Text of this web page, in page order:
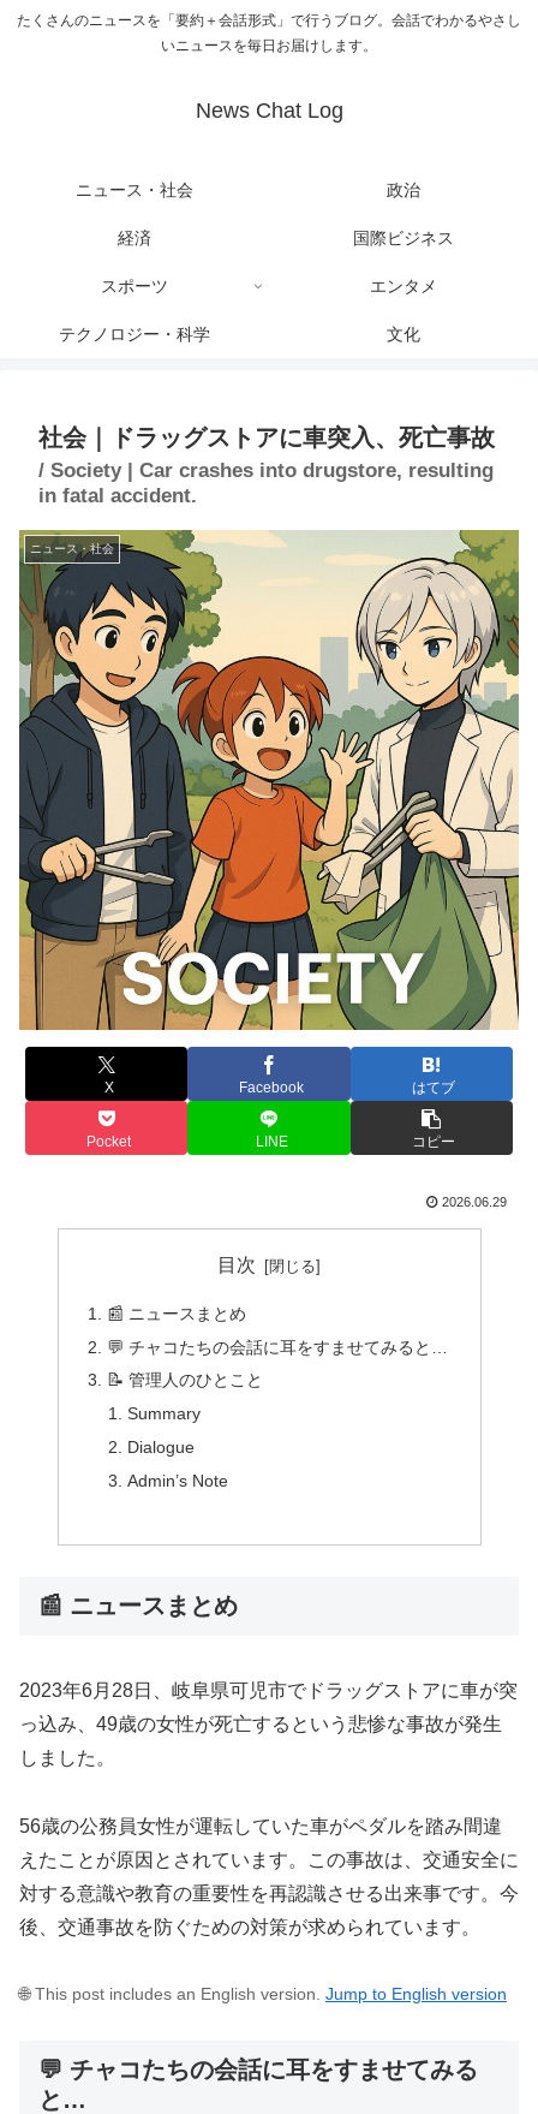
たくさんのニュースを「要約＋会話形式」で行うブログ。会話でわかるやさし
いニュースを毎日お届けします。
News Chat Log
ニュース・社会 政治
経済 国際ビジネス
スポーツ エンタメ
テクノロジー・科学 文化
社会｜ドラッグストアに車突入、死亡事故
/ Society | Car crashes into drugstore, resulting
in fatal accident.
ニュース・社会
X Facebook はてブ
Pocket LINE コピー
2026.06.29
目次
📰 ニュースまとめ
💬 チャコたちの会話に耳をすませてみると…
📝 管理人のひとこと
Summary
Dialogue
Admin’s Note
📰 ニュースまとめ
2023年6月28日、岐阜県可児市でドラッグストアに車が突
っ込み、49歳の女性が死亡するという悲惨な事故が発生
しました。
56歳の公務員女性が運転していた車がペダルを踏み間違
えたことが原因とされています。この事故は、交通安全に
対する意識や教育の重要性を再認識させる出来事です。今
後、交通事故を防ぐための対策が求められています。
🌐 This post includes an English version. Jump to English version
💬 チャコたちの会話に耳をすませてみる
と…